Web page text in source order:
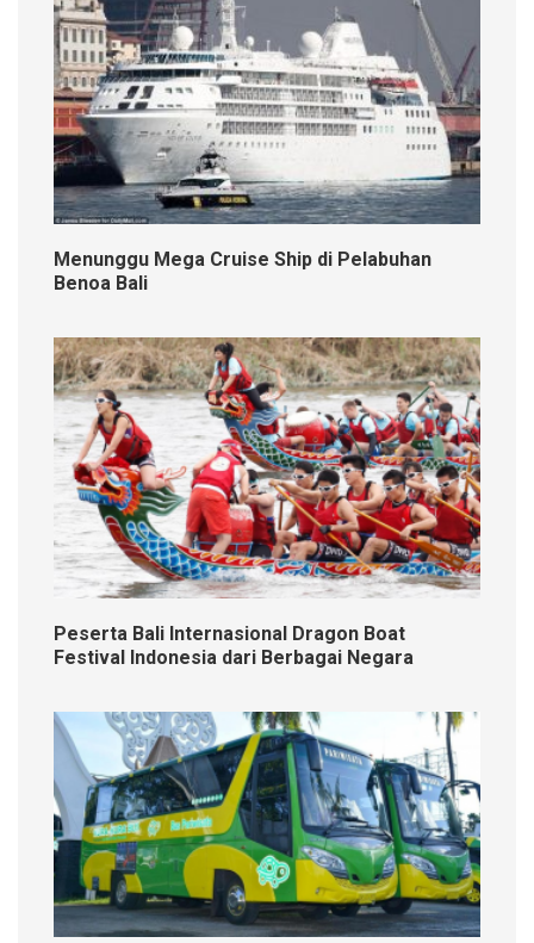
Menunggu Mega Cruise Ship di Pelabuhan
Benoa Bali
Peserta Bali Internasional Dragon Boat
Festival Indonesia dari Berbagai Negara